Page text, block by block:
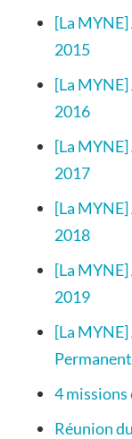
[La
2015
[La
2016
[La
2017
[La
2018
[La
2019
[La MYNE]
4 missions
Réunion